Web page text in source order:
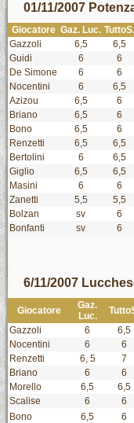
01/11/2007
Giocatore Gaz. Luc. TuttoS.
Gazzoli
6,5 6,5
Guidi
6 6
De Simone
6 6
Nocentini
6 6,5
Azizou
6,5 6
Briano
6,5 6
Bono
6,5 6
Renzetti
6,5 6,5
Bertolini
6 6,5
Giglio
6,5 6,5
Masini
6 6
Zanetti
5,5 5,5
Bolzan
sv 6
Bonfanti
sv 6
6/11/2007
Giocatore
Gaz.
Luc.
Gazzoli
6 6,5
Nocentini
6 6
Renzetti
6, 5 7
Briano
6 6
Morello
6,5 6,5
Scalise
6 6
Bono
6,5 6